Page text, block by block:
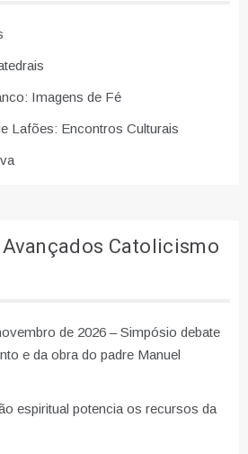
Imagens de Fé
Lafões: Encontros Culturais
Catolicismo
de 2026 – Simpósio debate
e da obra do padre Manuel
espiritual potencia os recursos da